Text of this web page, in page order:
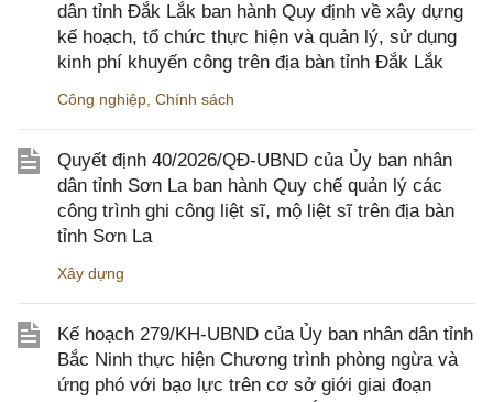
dân tỉnh Đắk Lắk ban hành Quy định về xây dựng
kế hoạch, tổ chức thực hiện và quản lý, sử dụng
kinh phí khuyến công trên địa bàn tỉnh Đắk Lắk
Công nghiệp Chính sách
Quyết định 40/2026/QĐ-UBND của Ủy ban nhân
dân tỉnh Sơn La ban hành Quy chế quản lý các
công trình ghi công liệt sĩ, mộ liệt sĩ trên địa bàn
tỉnh Sơn La
Xây dựng
Kế hoạch 279/KH-UBND của Ủy ban nhân dân tỉnh
Bắc Ninh thực hiện Chương trình phòng ngừa và
ứng phó với bạo lực trên cơ sở giới giai đoạn